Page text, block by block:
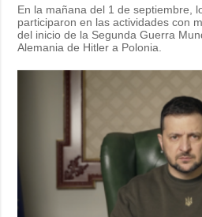
En la mañana del 1 de septiembre,
participaron en las actividades con
del inicio de la Segunda Guerra
Alemania de Hitler a Polonia.